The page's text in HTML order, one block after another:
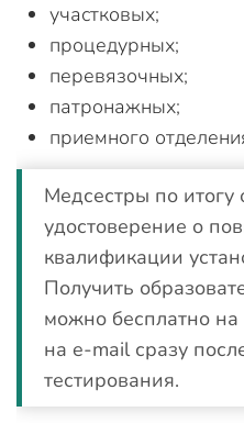
участковых;
процедурных;
перевязочных;
патронажных;
приемного
Медсестры по итогу
удостоверение о
квалификации
Получить
можно бесплатно
на e-mail сразу
тестирования.